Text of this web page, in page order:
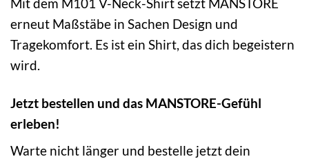
erneut Maßstäbe in Sachen Design und
Tragekomfort. Es ist ein Shirt, das dich begeistern
wird.
Jetzt bestellen und das MANSTORE-Gefühl
erleben!
Warte nicht länger und bestelle jetzt dein